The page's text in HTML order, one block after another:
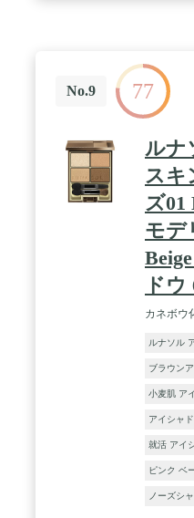
No.9 77
ルナ
スキ
ズ01
モデ
ド
カネボウ
ルナソル
ブラウン
小麦肌 ア
アイシャ
就活 アイ
ピンク ベ
ノーズシ